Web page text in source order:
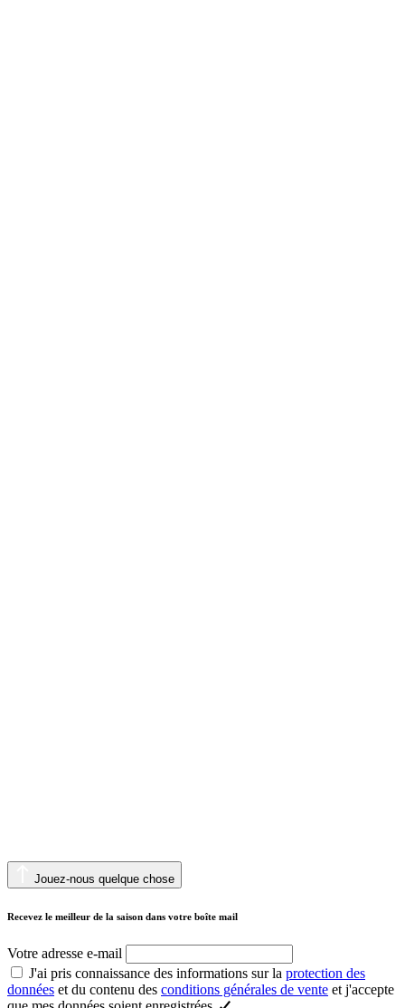
Jouez-nous quelque chose
Recevez le meilleur de la saison dans votre boîte mail
Votre adresse e-mail
J'ai pris connaissance des informations sur la protection des
données et du contenu des conditions générales de vente et j'accepte